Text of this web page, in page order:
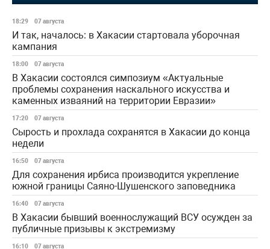
18:29 07 августа
И так, началось: в Хакасии стартовала уборочная
кампания
18:00 07 августа
В Хакасии состоялся симпозиум «Актуальные
проблемы сохранения наскального искусства и
каменных изваяний на территории Евразии»
17:20 07 августа
Сырость и прохлада сохранятся в Хакасии до конца
недели
16:50 07 августа
Для сохранения ирбиса производится укрепление
южной границы Саяно-Шушенского заповедника
16:40 07 августа
В Хакасии бывший военнослужащий ВСУ осужден за
публичные призывы к экстремизму
16:10 07 августа